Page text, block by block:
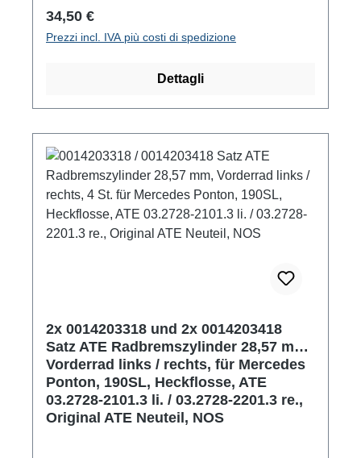
Prezzo normale:
34,50 €
Prezzi incl. IVA più costi di spedizione
Dettagli
2x 0014203318 und 2x 0014203418
Satz ATE Radbremszylinder 28,57 mm,
Vorderrad links / rechts, für Mercedes
Ponton, 190SL, Heckflosse, ATE
03.2728-2101.3 li. / 03.2728-2201.3 re.,
Original ATE Neuteil, NOS